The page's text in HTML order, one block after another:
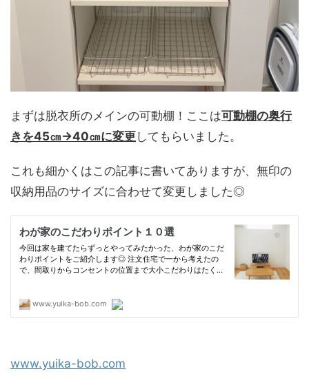
まずは脱衣所のメインの可動棚！ここは可動棚の奥行
きを45㎝→40㎝に変更してもらいました。
これも細かくはこの記事に書いてありますが、無印の
収納用品のサイズに合わせて変更しました◎
www.yuika-bob.com